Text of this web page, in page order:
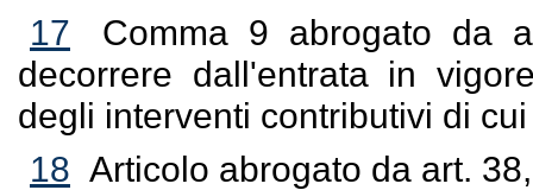
17
Comma 9 abrogato da
decorrere dall'entrata in
degli interventi contributivi di
18 Articolo abrogato da art.